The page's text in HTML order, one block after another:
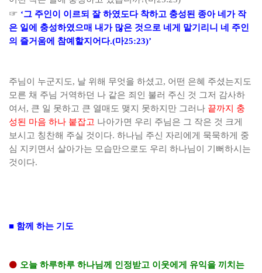
☞ ‘그 주인이 이르되 잘 하였도다 착하고 충성된 종아 네가 작
은 일에 충성하였으매 내가 많은 것으로 네게 맡기리니 네 주인
의 즐거움에 참예할지어다.(마25:23)’
주님이 누군지도, 날 위해 무엇을 하셨고, 어떤 은혜 주셨는지도
모른 채 주님 거역하던 나 같은 죄인 불러 주신 것 그저 감사하
여서 , 큰 일 못하고 큰 열매도 맺지 못하지만 그러나 끝까지 충
성된 마음 하나 붙잡고 나아가면 우리 주님은 그 작은 것 크게
보시고 칭찬해 주실 것이다. 하나님 주신 자리에게 묵묵하게 중
심 지키면서 살아가는 모습만으로도 우리 하나님이 기뻐하시는
것이다.
■ 함께 하는 기도
⚫ 오늘 하루하루 하나님께 인정받고 이웃에게 유익을 끼치는